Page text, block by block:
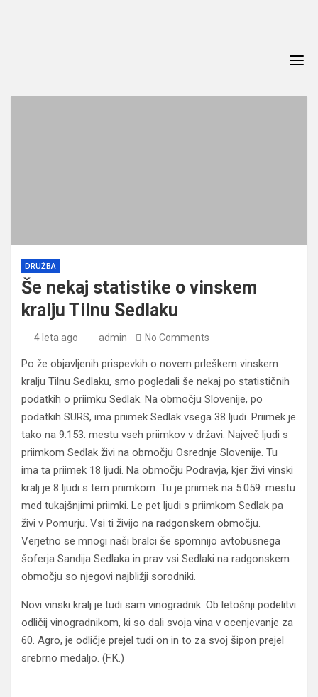
DRUŽBA
Še nekaj statistike o vinskem
kralju Tilnu Sedlaku
4 leta ago admin No Comments
Po že objavljenih prispevkih o novem prleškem vinskem
kralju Tilnu Sedlaku, smo pogledali še nekaj po statističnih
podatkih o priimku Sedlak. Na območju Slovenije, po
podatkih SURS, ima priimek Sedlak vsega 38 ljudi. Priimek je
tako na 9.153. mestu vseh priimkov v državi. Največ ljudi s
priimkom Sedlak živi na območju Osrednje Slovenije. Tu
ima ta priimek 18 ljudi. Na območju Podravja, kjer živi vinski
kralj je 8 ljudi s tem priimkom. Tu je priimek na 5.059. mestu
med tukajšnjimi priimki. Le pet ljudi s priimkom Sedlak pa
živi v Pomurju. Vsi ti živijo na radgonskem območju.
Verjetno se mnogi naši bralci še spomnijo avtobusnega
šoferja Sandija Sedlaka in prav vsi Sedlaki na radgonskem
območju so njegovi najbližji sorodniki.
Novi vinski kralj je tudi sam vinogradnik. Ob letošnji podelitvi
odličij vinogradnikom, ki so dali svoja vina v ocenjevanje za
60. Agro, je odličje prejel tudi on in to za svoj šipon prejel
srebrno medaljo. (F.K.)